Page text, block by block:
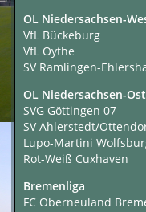
OL Niedersachsen-
VfL Bückeburg
VfL Oythe
SV Ramlingen-
OL Niedersachsen-Ost
SVG Göttingen 07
SV Ahlerstedt/
Lupo-Martini
Rot-Weiß Cuxhaven
Bremenliga
FC Oberneuland